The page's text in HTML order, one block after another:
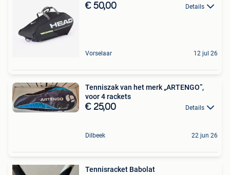
€ 50,00 Details
Vorselaar 12 jul 26
Tenniszak van het merk „ARTENGO”,
voor 4 rackets
€ 25,00 Details
Dilbeek 22 jun 26
Tennisracket Babolat